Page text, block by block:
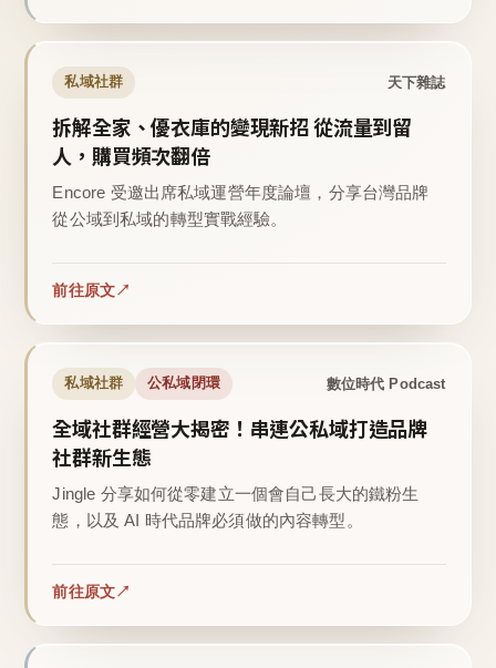
私域社群 天下雜誌
拆解全家、優衣庫的變現新招 從流量到留
人，購買頻次翻倍
Encore 受邀出席私域運營年度論壇，分享台灣品牌
從公域到私域的轉型實戰經驗。
前往原文
私域社群 公私域閉環 數位時代 Podcast
全域社群經營大揭密！串連公私域打造品牌
社群新生態
Jingle 分享如何從零建立一個會自己長大的鐵粉生
態，以及 AI 時代品牌必須做的內容轉型。
前往原文